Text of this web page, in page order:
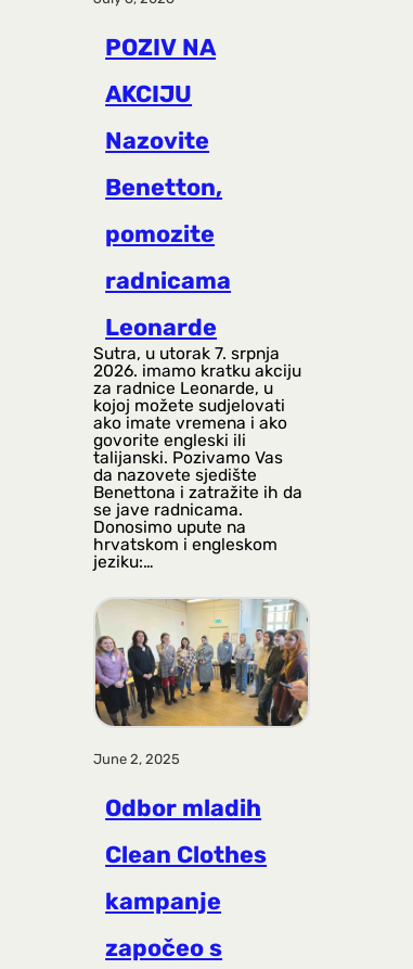
POZIV NA
AKCIJU
Nazovite
Benetton,
pomozite
radnicama
Leonarde
Sutra, u utorak 7. srpnja
2026. imamo kratku akciju
za radnice Leonarde, u
kojoj možete sudjelovati
ako imate vremena i ako
govorite engleski ili
talijanski. Pozivamo Vas
da nazovete sjedište
Benettona i zatražite ih da
se jave radnicama.
Donosimo upute na
hrvatskom i engleskom
jeziku:…
June 2, 2025
Odbor mladih
Clean Clothes
kampanje
započeo s